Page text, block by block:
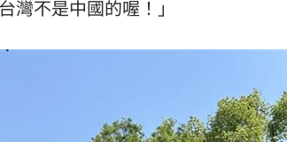
灣不是中國的喔！」